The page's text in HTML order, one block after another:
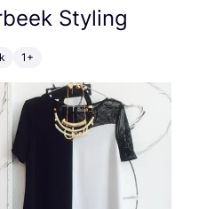
Styling
1+